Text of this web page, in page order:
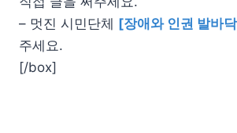
– 멋진 시민단체 [장애와 인권 발바
주세요.
[/box]